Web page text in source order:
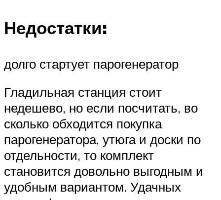
Недостатки:
долго стартует парогенератор
Гладильная станция стоит
недешево, но если посчитать, во
сколько обходится покупка
парогенератора, утюга и доски по
отдельности, то комплект
становится довольно выгодным и
удобным вариантом. Удачных